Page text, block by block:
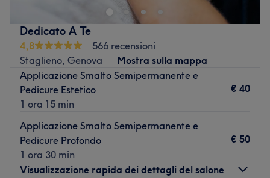
trattamenti specializzati coadiuvati anche dai prodotti
delle migliori marche.
Il team:
Un team esperto e cortese si prende cura di ogni cliente
con trattamenti personalizzati.
I punti forti del salone:
Ambiente: moderno e accogliente.
Specializzato in: microneedling viso.
Marche e prodotti utilizzati: Casmara, Nuxe, Caudalie.
Dedicato A Te
4,8
566 recensioni
Staglieno, Genova
Mostra sulla mappa
Applicazione Smalto Semipermanente e
Pedicure Estetico
1 ora 15 min
€ 40
Applicazione Smalto Semipermanente e
Pedicure Profondo
1 ora 30 min
€ 50
Visualizzazione rapida dei dettagli del salone